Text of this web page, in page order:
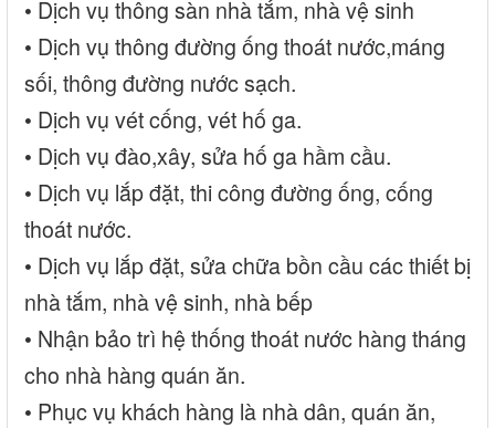
• Dịch vụ thông sàn nhà tắm, nhà vệ sinh
• Dịch vụ thông đường ống thoát nước,máng
sối, thông đường nước sạch.
• Dịch vụ vét cống, vét hố ga.
• Dịch vụ đào,xây, sửa hố ga hầm cầu.
• Dịch vụ lắp đặt, thi công đường ống, cống
thoát nước.
• Dịch vụ lắp đặt, sửa chữa bồn cầu các thiết bị
nhà tắm, nhà vệ sinh, nhà bếp
• Nhận bảo trì hệ thống thoát nước hàng tháng
cho nhà hàng quán ăn.
• Phục vụ khách hàng là nhà dân, quán ăn,